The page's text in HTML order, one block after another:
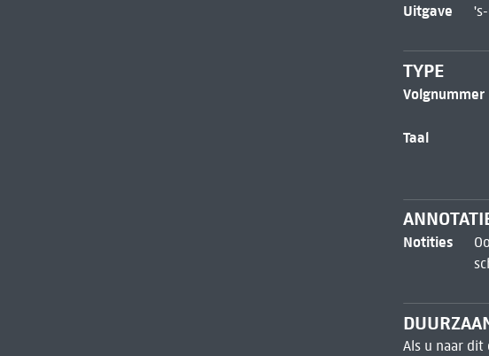
Uitgave
TYPE
Volgnummer
Taal
Notities
Als u naar